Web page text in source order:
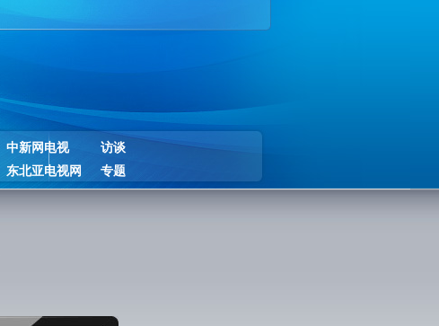
中新网电视
访谈
东北亚电视网
专题